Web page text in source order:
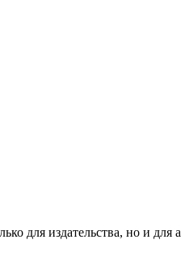
для издательства, но и для